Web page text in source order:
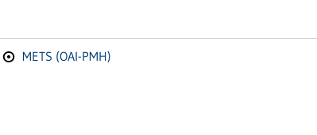
METS (OAI-PMH)